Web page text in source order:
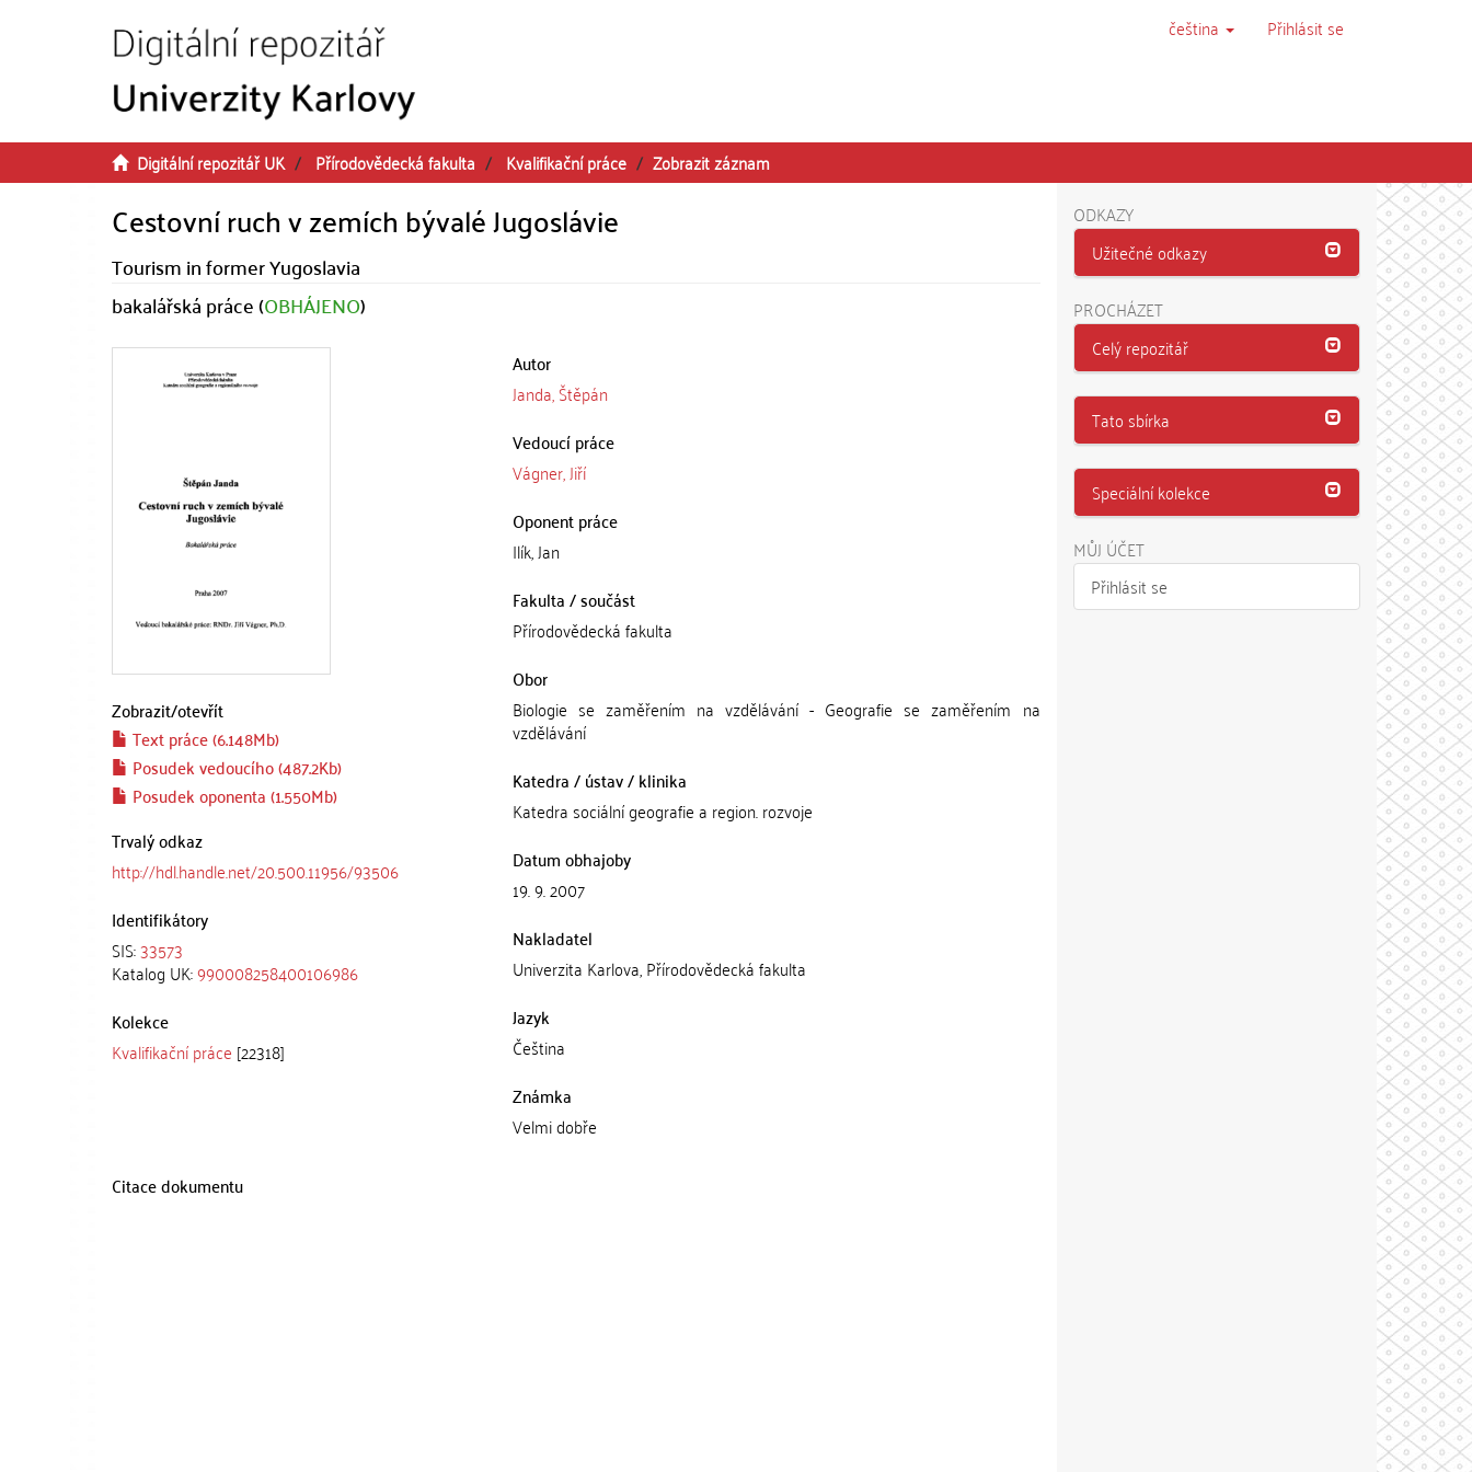
čeština Přihlásit se
Digitální repozitář UK Přírodovědecká fakulta Kvalifikační práce Zobrazit záznam
Cestovní ruch v zemích bývalé Jugoslávie
Tourism in former Yugoslavia
bakalářská práce (OBHÁJENO)
Zobrazit/otevřít
Text práce (6.148Mb)
Posudek vedoucího (487.2Kb)
Posudek oponenta (1.550Mb)
Trvalý odkaz
http://hdl.handle.net/20.500.11956/93506
Identifikátory
SIS:33573
Katalog UK:990008258400106986
Kolekce
Kvalifikační práce [22318]
Autor
Janda, Štěpán
Vedoucí práce
Vágner, Jiří
Oponent práce
Ilík, Jan
Fakulta / součást
Přírodovědecká fakulta
Obor
Biologie se zaměřením na vzdělávání - Geografie se zaměřením na
vzdělávání
Katedra / ústav / klinika
Katedra sociální geografie a region. rozvoje
Datum obhajoby
19. 9. 2007
Nakladatel
Univerzita Karlova, Přírodovědecká fakulta
Jazyk
Čeština
Známka
Velmi dobře
Citace dokumentu
ODKAZY
Užitečné odkazy
PROCHÁZET
Celý repozitář
Tato sbírka
Speciální kolekce
MŮJ ÚČET
Přihlásit se